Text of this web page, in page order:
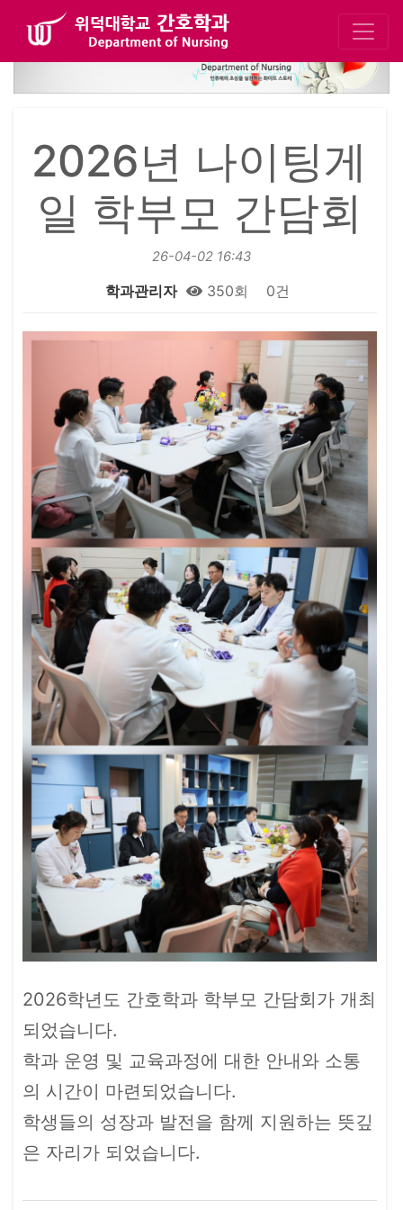
2026년 나이팅게
일 학부모 간담회
26-04-02 16:43
학과관리자 350회 0건
본문
2026학년도 간호학과 학부모 간담회가 개최
되었습니다.
학과 운영 및 교육과정에 대한 안내와 소통
의 시간이 마련되었습니다.
학생들의 성장과 발전을 함께 지원하는 뜻깊
은 자리가 되었습니다.